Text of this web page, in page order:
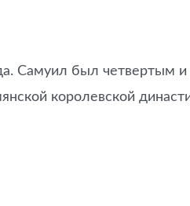
Самуил был
королевской